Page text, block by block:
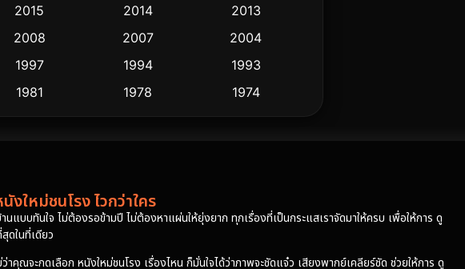
2015 2014
2013
2008 2007
2004
1997 1994
1993
1981 1978 1974
ใหม่ชนโรง ไวกว่าใคร
บบทันใจ ไม่ต้องรอข้ามปี ไม่ต้องหาแผ่นให้ยุ่งยาก ทุกเรื่องที่เป็นกระแสเราจัดมาให้ครบ เพื่อให้การ ดู
ดในที่เดียว
ณจะกดเลือก หนังใหม่ชนโรง เรื่องไหน ก็มั่นใจได้ว่าภาพจะชัดแจ๋ว เสียงพากย์เคลียร์ชัด ช่วยให้การ ดู